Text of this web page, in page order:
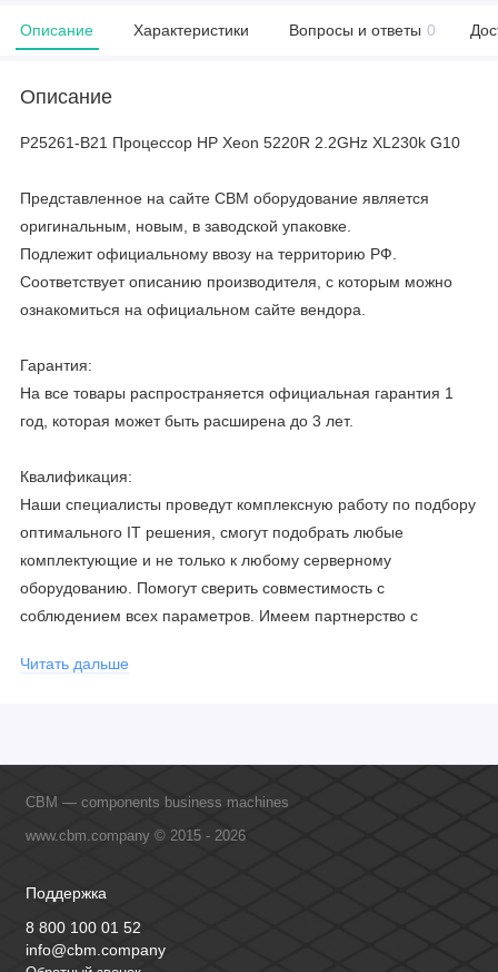
Описание Характеристики Вопросы и ответы 0
Описание
P25261-B21 Процессор HP Xeon 5220R 2.2GHz XL230k G10
Представленное на сайте CBM оборудование является
оригинальным, новым, в заводской упаковке.
Подлежит официальному ввозу на территорию РФ.
Соответствует описанию производителя, с которым можно
ознакомиться на официальном сайте вендора.
Гарантия:
На все товары распространяется официальная гарантия 1
год, которая может быть расширена до 3 лет.
Квалификация:
Наши специалисты проведут комплексную работу по подбору
оптимального IT решения, смогут подобрать любые
комплектующие и не только к любому серверному
оборудованию. Помогут сверить совместимость с
соблюдением всех параметров. Имеем партнерство с
обучение сотрудников, что позволяет исключить ошибки даже
Читать дальше
CBM — components business machines
www.cbm.company © 2015 - 2026
Поддержка
8 800 100 01 52
info@cbm.company